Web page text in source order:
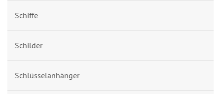
Schiffe
Schilder
Schlüsselanhänger